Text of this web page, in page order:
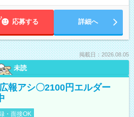
応募する 詳細へ
掲載日：2026.08.05
未読
報アシ〇2100円エルダー
・面接OK